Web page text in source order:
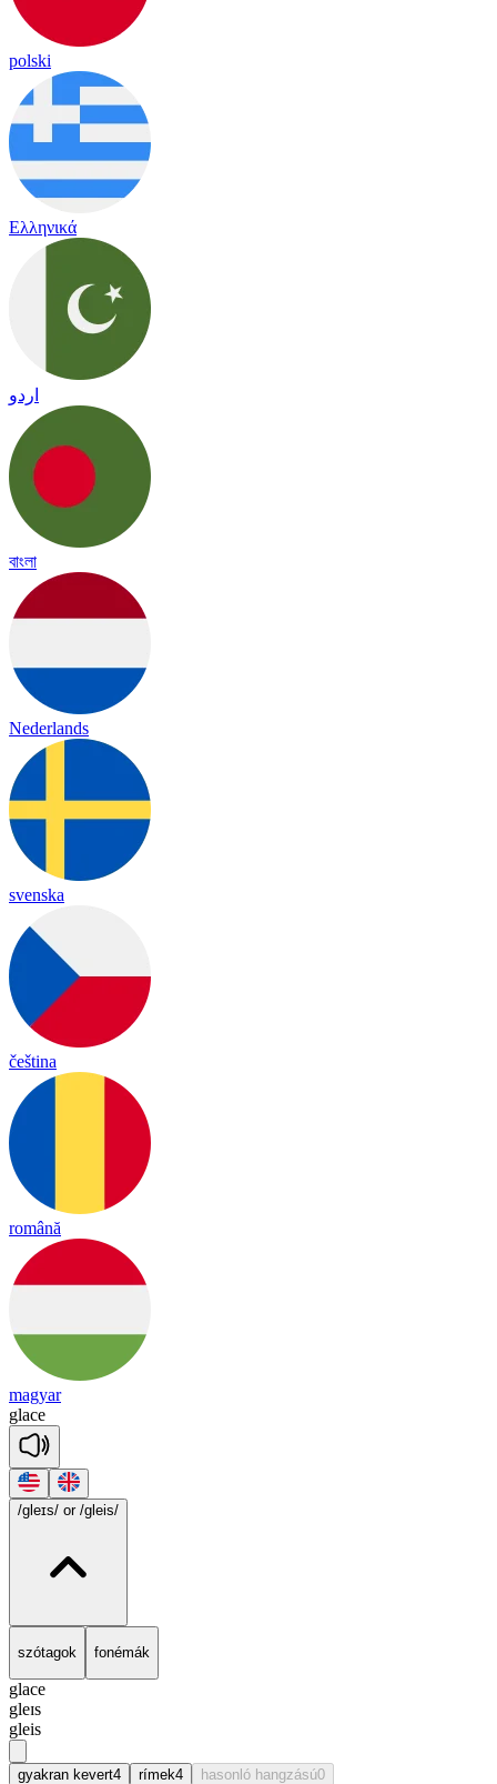
polski
Ελληνικά
اردو
বাংলা
Nederlands
svenska
čeština
română
magyar
glace
/gleɪs/ or /gleis/
szótagok fonémák
glace
gleɪs
gleis
gyakran kevert4 rímek4 hasonló hangzású0